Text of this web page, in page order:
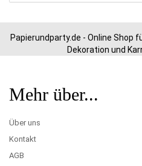
Papierundparty.de - Online Shop
Dekoration und
Mehr über...
Über uns
Kontakt
AGB